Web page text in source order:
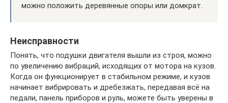
можно положить деревянные опоры или домкрат.
Неисправности
Понять, что подушки двигателя вышли из строя, можно
по увеличению вибраций, исходящих от мотора на кузов.
Когда он функционирует в стабильном режиме, и кузов
начинает вибрировать и дребезжать, передавая всё на
педали, панель приборов и руль, можете быть уверены в